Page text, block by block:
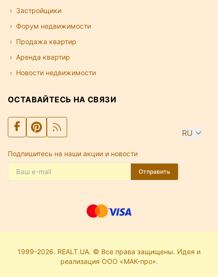
Застройщики
Форум недвижимости
Продажа квартир
Аренда квартир
Новости недвижимости
ОСТАВАЙТЕСЬ НА СВЯЗИ
RU
Подпишитесь на наши акции и новости
Отправить
1999-2026. REALT.UA. © Все права защищены. Идея и
реализация ООО «МАК-про».